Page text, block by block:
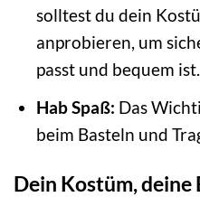
solltest du dein
anprobieren, um
passt und bequem ist.
Hab Spaß: Das
beim Basteln und
Dein Kostüm, deine